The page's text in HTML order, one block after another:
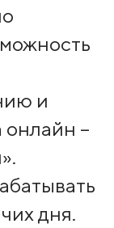
и
онлайн –
дня.